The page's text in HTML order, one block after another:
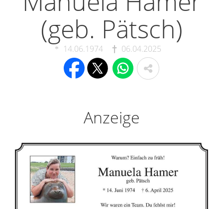
(geb. Pätsch)
14.06.1974 06.04.2025
Anzeige